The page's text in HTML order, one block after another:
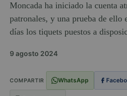
Moncada ha iniciado la cuenta
patronales, y una prueba de ello
días los tiquets puestos a
9 agosto 2024
COMPARTIR WhatsApp